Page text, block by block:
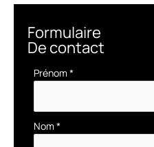
Formulaire
De contact
Formulaire
Prénom *
Nom *